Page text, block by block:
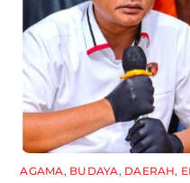
AGAMA, BUDAYA, DAERAH,